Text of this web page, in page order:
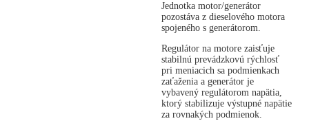
Jednotka motor/generátor
pozostáva z dieselového motora
spojeného s generátorom.
Regulátor na motore zaisťuje
stabilnú prevádzkovú rýchlosť
pri meniacich sa podmienkach
zaťaženia a generátor je
vybavený regulátorom napätia,
ktorý stabilizuje výstupné napätie
za rovnakých podmienok.